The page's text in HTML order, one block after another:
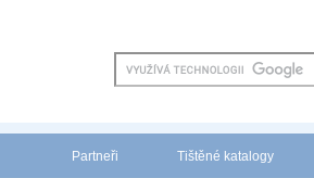
Partneři Tištěné katalogy